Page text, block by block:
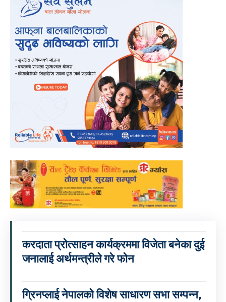
करदाता प्रोत्साहन कार्यक्रममा विजेता बनेका दुई
जनालाई अर्थमन्त्रीले गरे फोन
ग्रिनप्लाई नेपालको विशेष साधारण सभा सम्पन्न,